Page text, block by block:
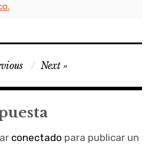
Next
conectado para publicar un